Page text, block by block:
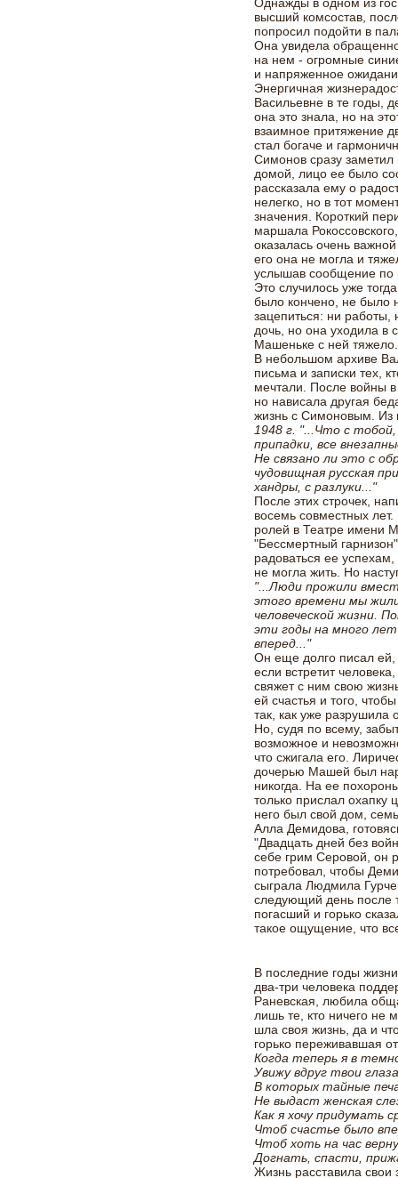
высший комсостав,
попросил подойти в
Она увидела
на нем - огромные
и напряженное
Энергичная
Васильевне в те годы,
она это знала, но на
взаимное притяжение
стал богаче и
Симонов сразу заметил
домой, лицо ее было
рассказала ему о
нелегко, но в тот
значения. Короткий
маршала
оказалась очень
его она не могла и
услышав сообщение по
Это случилось уже
было кончено, не было
зацепиться: ни работы,
дочь, но она уходила в
Машеньке с ней
В небольшом архиве
письма и записки тех,
мечтали. После войны
но нависала другая
жизнь с Симоновым. Из
1948 г. "...Что с тобой,
припадки, все
Не связано ли это с
чудовищная русская
хандры, с разлуки..."
После этих строчек,
восемь совместных
ролей в Театре имени
"Бессмертный
радоваться ее
не могла жить. Но
"...Люди прожили
этого времени мы
человеческой жизни.
эти годы на много
вперед..."
Он еще долго писал
если встретит
свяжет с ним свою
ей счастья и того,
так, как уже разрушила
Но, судя по всему,
возможное и
что сжигала его.
дочерью Машей был
никогда. На ее
только прислал охапку
него был свой дом,
Алла Демидова,
"Двадцать дней без
себе грим Серовой, он
потребовал, чтобы
сыграла Людмила
следующий день после
погасший и горько
такое ощущение, что
В последние годы
два-три человека
Раневская, любила
лишь те, кто ничего не
шла своя жизнь, да и
горько переживавшая
Когда теперь я в
Увижу вдруг твои
В которых тайные
Не выдаст женская
Как я хочу придумать
Чтоб счастье было
Чтоб хоть на час
Догнать, спасти,
Жизнь расставила свои